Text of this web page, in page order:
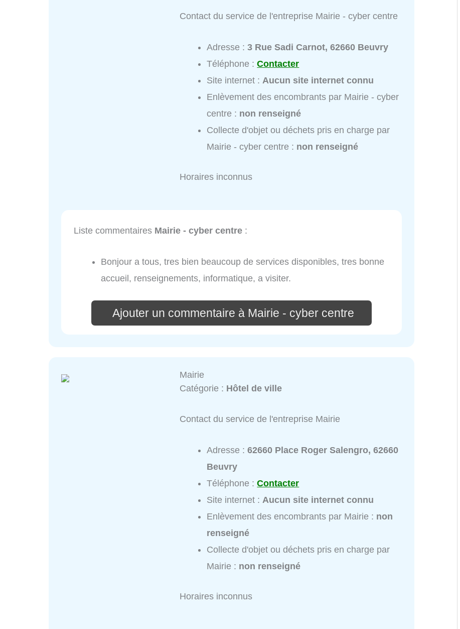
Contact du service de l'entreprise Mairie - cyber centre
Adresse :3 Rue Sadi Carnot, 62660 Beuvry
Téléphone :Contacter
Site internet :Aucun site internet connu
Enlèvement des encombrants par Mairie - cyber
centre : non renseigné
Collecte d'objet ou déchets pris en charge par
Mairie - cyber centre : non renseigné
Horaires inconnus
Liste commentaires Mairie - cyber centre :
Bonjour a tous, tres bien beaucoup de services disponibles, tres bonne
accueil, renseignements, informatique, a visiter.
Ajouter un commentaire à Mairie - cyber centre
Mairie
Catégorie : Hôtel de ville
Contact du service de l'entreprise Mairie
Adresse :62660 Place Roger Salengro, 62660
Beuvry
Téléphone :Contacter
Site internet :Aucun site internet connu
Enlèvement des encombrants par Mairie : non
renseigné
Collecte d'objet ou déchets pris en charge par
Mairie : non renseigné
Horaires inconnus